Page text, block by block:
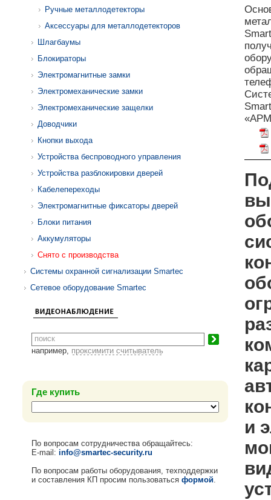
Ручные металлодетекторы
Аксессуары для металлодетекторов
Шлагбаумы
Блокираторы
Электромагнитные замки
Электромеханические замки
Электромеханические защелки
Доводчики
Кнопки выхода
Устройства беспроводного управления
Устройства разблокировки дверей
Кабелепереходы
Электромагнитные фиксаторы дверей
Блоки питания
Аккумуляторы
Снято с производства
Системы охранной сигнализации Smartec
Сетевое оборудование Smartec
например, проксимити считыватель
Где купить
По вопросам сотрудничества обращайтесь:
E-mail: info@smartec-security.ru
По вопросам работы оборудования, техподдержки
и составления КП просим пользоваться формой
и